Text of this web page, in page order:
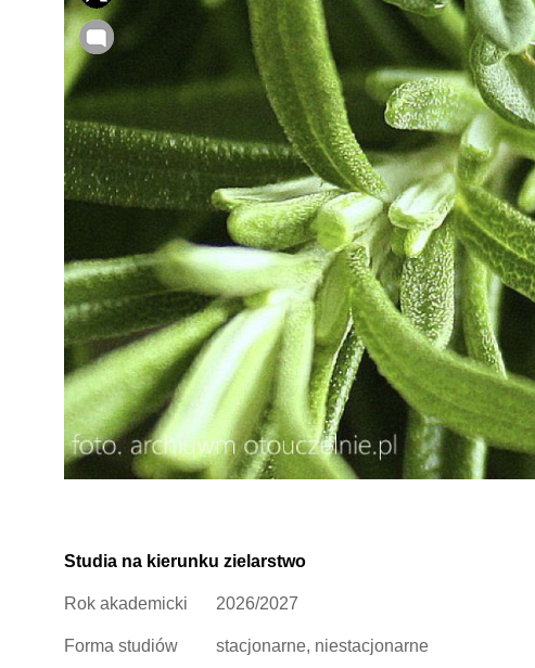
Studia na kierunku zielarstwo
Rok akademicki 2026/2027
Forma studiów stacjonarne, niestacjonarne